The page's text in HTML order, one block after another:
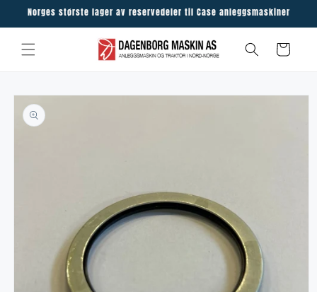
Skip to
Norges største lager av reservedeler til Case anleggsmaskiner
Cart
Skip to
product
information